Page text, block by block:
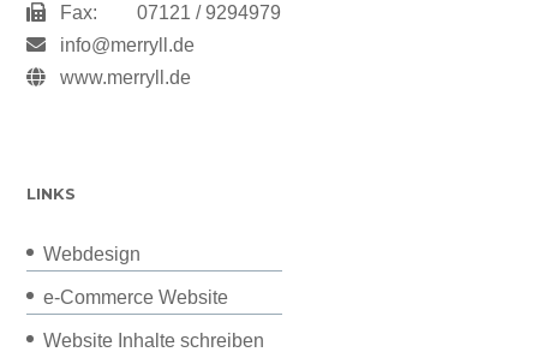
Fax:
07121 / 9294979
info@merryll.de
www.merryll.de
LINKS
Webdesign
e-Commerce Website
Website Inhalte schreiben